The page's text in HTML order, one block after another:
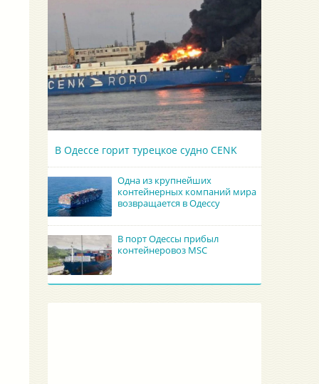
В Одессе горит турецкое судно CENK
Одна из крупнейших
контейнерных компаний мира
возвращается в Одессу
В порт Одессы прибыл
контейнеровоз MSC